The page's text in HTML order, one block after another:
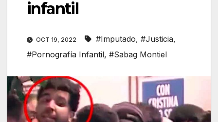
infantil
OCT 19, 2022 #Imputado, #Justicia,
#Pornografía Infantil, #Sabag Montiel